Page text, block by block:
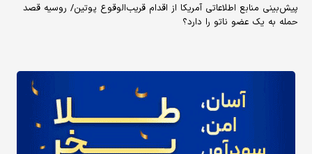
پیش‌بینی منابع اطلاعاتی آمریکا از اقدام قریب‌الوقوع پوتین/ روسیه قصد
حمله به یک عضو ناتو را دارد؟